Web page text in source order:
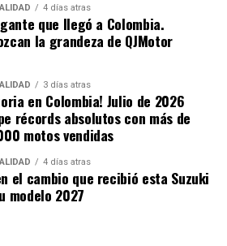
MOTOCICLETAS
REVISTA DE MOTOS
TEST DRIVE TVS
el posible precio en Colombia
que usted debe saber si usa este
4 días atras
que llegó a Colombia.
la grandeza de QJMotor
3 días atras
en Colombia! Julio de 2026
récords absolutos con más de
motos vendidas
4 días atras
el cambio que recibió esta Suzuki
modelo 2027